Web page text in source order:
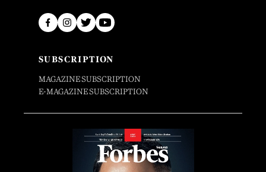
SUBSCRIPTION
MAGAZINE SUBSCRIPTION
E-MAGAZINE SUBSCRIPTION